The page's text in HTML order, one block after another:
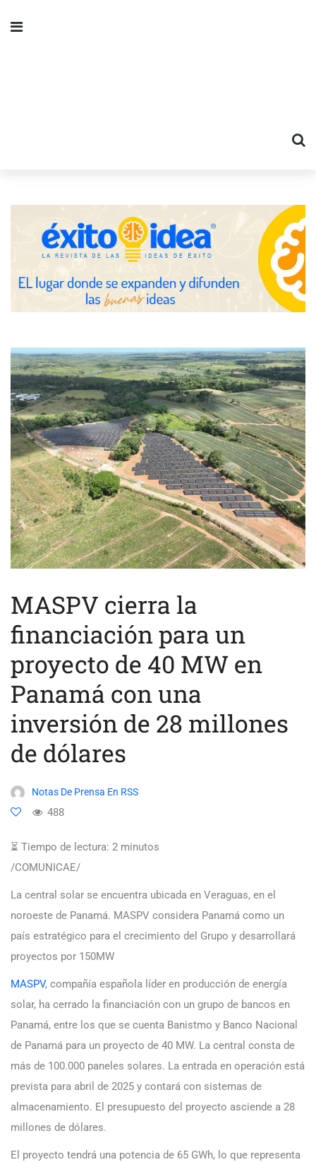
MASPV cierra la
financiación para un
proyecto de 40 MW en
Panamá con una
inversión de 28 millones
de dólares
Notas De Prensa En RSS
488
⏳ Tiempo de lectura: 2 minutos
/COMUNICAE/
La central solar se encuentra ubicada en Veraguas, en el
noroeste de Panamá. MASPV considera Panamá como un
país estratégico para el crecimiento del Grupo y desarrollará
proyectos por 150MW
MASPV, compañía española líder en producción de energía
solar, ha cerrado la financiación con un grupo de bancos en
Panamá, entre los que se cuenta Banistmo y Banco Nacional
de Panamá para un proyecto de 40 MW. La central consta de
más de 100.000 paneles solares. La entrada en operación está
prevista para abril de 2025 y contará con sistemas de
almacenamiento. El presupuesto del proyecto asciende a 28
millones de dólares.
El proyecto tendrá una potencia de 65 GWh, lo que representa